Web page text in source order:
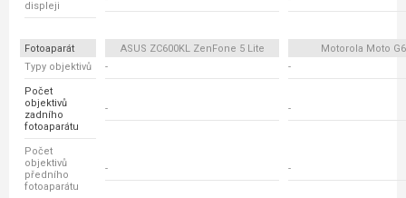
displeji
Fotoaparát ASUS ZC600KL ZenFone 5 Lite
Motorola Moto
Typy objektivů
- -
Počet
objektivů
zadního
fotoaparátu
- -
Počet
objektivů
předního
fotoaparátu
- -